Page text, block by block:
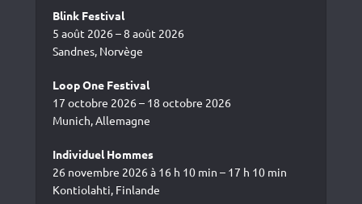
Blink Festival
5 août 2026 – 8 août 2026
Sandnes, Norvège
Loop One Festival
17 octobre 2026 – 18 octobre 2026
Munich, Allemagne
Individuel Hommes
26 novembre 2026 à 16 h 10 min – 17 h 10 min
Kontiolahti, Finlande